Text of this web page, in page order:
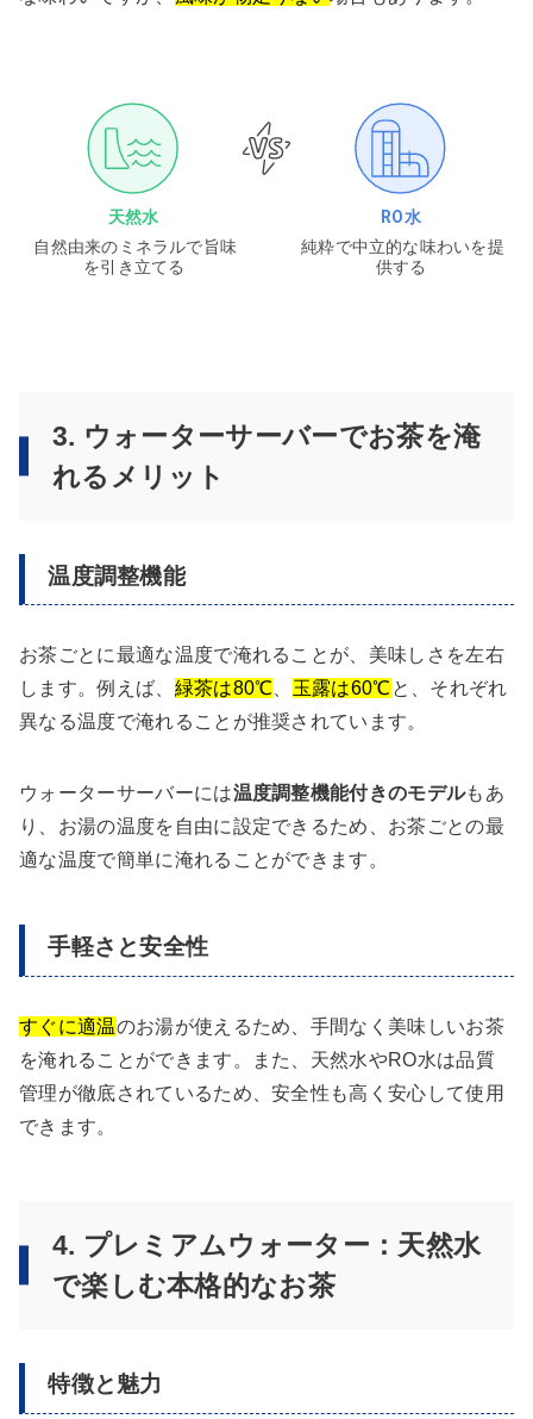
天然水 RO水
自然由来のミネラルで旨味
を引き立てる
純粋で中立的な味わいを提
供する
3. ウォーターサーバーでお茶を淹
れるメリット
温度調整機能
お茶ごとに最適な温度で淹れることが、美味しさを左右
します。例えば、 緑茶は80℃ 玉露は60℃ と、それぞれ
異なる温度で淹れることが推奨されています。
ウォーターサーバーには温度調整機能付きのモデルもあ
り、お湯の温度を自由に設定できるため、お茶ごとの最
適な温度で簡単に淹れることができます。
手軽さと安全性
すぐに適温のお湯が使えるため、手間なく美味しいお茶
を淹れることができます。また、天然水やRO水は品質
管理が徹底されているため、安全性も高く安心して使用
できます。
4. プレミアムウォーター：天然水
で楽しむ本格的なお茶
特徴と魅力